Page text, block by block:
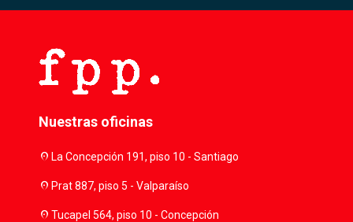
Nuestras oficinas
location_onLa Concepción 191, piso 10 - Santiago
location_onPrat 887, piso 5 - Valparaíso
location_onTucapel 564, piso 10 - Concepción